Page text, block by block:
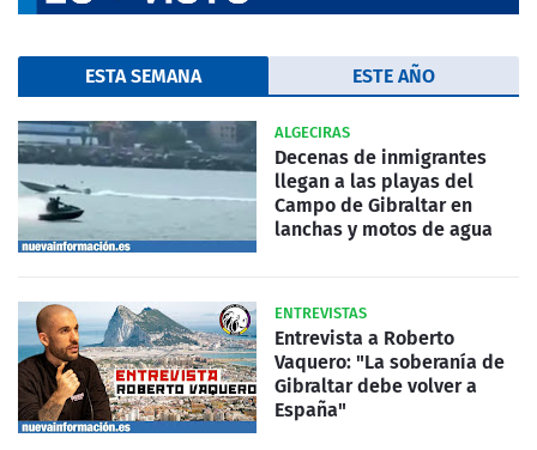
ESTA SEMANA ESTE AÑO
ALGECIRAS
Decenas de inmigrantes
llegan a las playas del
Campo de Gibraltar en
lanchas y motos de agua
ENTREVISTAS
Entrevista a Roberto
Vaquero: "La soberanía de
Gibraltar debe volver a
España"